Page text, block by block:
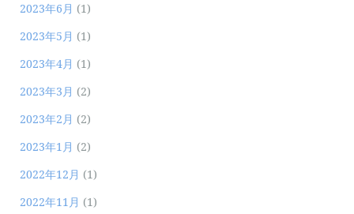
2023年6月 (1)
2023年5月 (1)
2023年4月 (1)
2023年3月 (2)
2023年2月 (2)
2023年1月 (2)
2022年12月 (1)
2022年11月 (1)